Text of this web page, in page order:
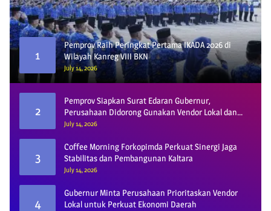
1
Pemprov Raih Peringkat Pertama IKADA 2026 di
Wilayah Kanreg VIII BKN
July 14, 2026
2
Pemprov Siapkan Surat Edaran Gubernur,
Perusahaan Didorong Gunakan Vendor Lokal dan
Pelat KU
July 14, 2026
3
Coffee Morning Forkopimda Perkuat Sinergi Jaga
Stabilitas dan Pembangunan Kaltara
July 14, 2026
4
Gubernur Minta Perusahaan Prioritaskan Vendor
Lokal untuk Perkuat Ekonomi Daerah